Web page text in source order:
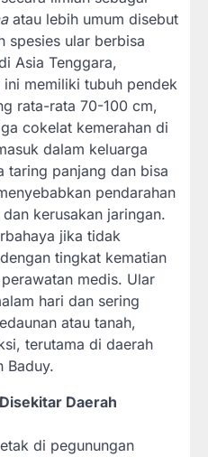
atau lebih umum disebut
spesies ular berbisa
Asia Tenggara,
memiliki tubuh pendek
rata-rata 70-100 cm,
cokelat kemerahan di
dalam keluarga
taring panjang dan bisa
pendarahan
kerusakan jaringan.
jika tidak
tingkat kematian
medis. Ular
hari dan sering
atau tanah,
terutama di daerah
Baduy.
Daerah
di pegunungan